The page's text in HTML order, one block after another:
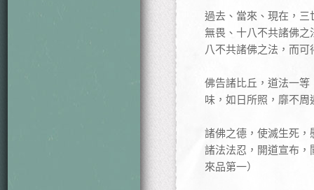
過去、當來、現在，
無畏、十八不共諸佛
八不共諸佛之法，而
佛告諸比丘，道法一
味，如日所照，靡不
諸佛之德，使滅生死
諸法法忍，開道宣布
來品第一）